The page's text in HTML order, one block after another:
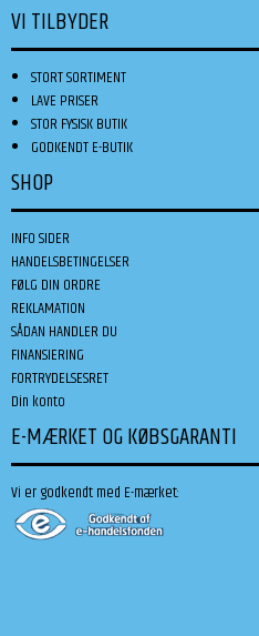
VI TILBYDER
STORT SORTIMENT
LAVE PRISER
STOR FYSISK BUTIK
GODKENDT E-BUTIK
SHOP
INFO SIDER
HANDELSBETINGELSER
FØLG DIN ORDRE
REKLAMATION
SÅDAN HANDLER DU
FINANSIERING
FORTRYDELSESRET
Din konto
E-MÆRKET OG KØBSGARANTI
Vi er godkendt med E-mærket: